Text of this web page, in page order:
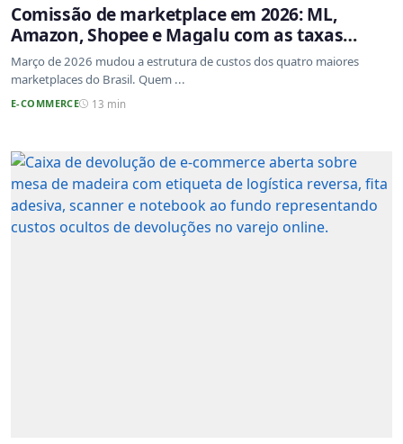
Comissão de marketplace em 2026: ML,
Amazon, Shopee e Magalu com as taxas
atualizadas
Março de 2026 mudou a estrutura de custos dos quatro maiores
marketplaces do Brasil. Quem ...
E-COMMERCE 13 min